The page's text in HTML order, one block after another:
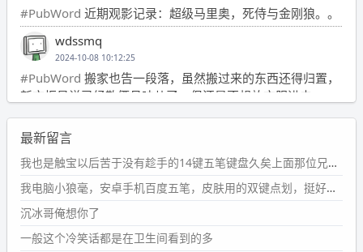
#PubWord 近期观影记录：超级马里奥，死侍与金刚狼。。
wdssmq
2024-10-08 10:12:25
#PubWord 搬家也告一段落，虽然搬过来的东西还得归置，
新衣柜虽说已经散俩月味儿了，但还是不想放衣服进去。
wdssmq
2024-09-23 21:00:49
#PubWord要不我每年汇总整理一次？？碎雨集_沉冰浮水_
第1页https://www.wdssmq.com/tag/%E7%A2%8E%E9%9
B%A8%E9%9B%86/
wdssmq
2024-09-23 20:58:40
最新留言
我也是触宝以后苦于没有趁手的14键五笔键盘久矣上面那位兄台用的百度双键点划布局我也用过很久，那个皮肤做得很粗糙，个别键位的触发区域是错位的，快速打字时很容易出错，修改它的皮肤文件校正后勉强能用，但早年出的皮肤分辨率太低，实在谈不上美观。百度小米定制版的商店里有一个"小黑板"皮肤还不错(百度官方输入法商店里没有)，但那个风格我不喜欢这两天找到了一个叫"森林集"的公众号，开发了海量的皮肤，很多都有14键版本，付费但很便宜，几块钱，终于有自己满意的输入法了搜了一下，这个工作室还是百度的官方合作伙伴，不知道为什么14键作品都不在官方商店上架，难道是百度官方在刻意放弃14键？
我电脑小狼毫，安卓手机百度五笔，皮肤用的双键点划，挺好的。
沉冰哥俺想你了
一般这个冷笑话都是在卫生间看到的多